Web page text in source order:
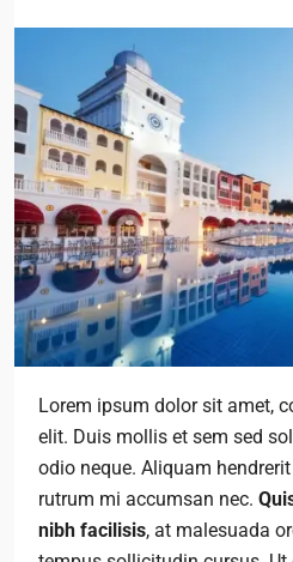
Lorem ipsum dolor sit amet,
elit. Duis mollis et sem sed
odio neque. Aliquam
rutrum mi accumsan nec.
nibh facilisis, at malesuada